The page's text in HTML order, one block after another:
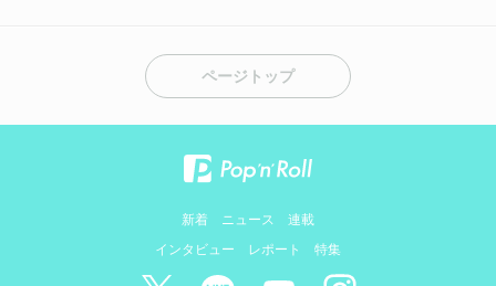
ページトップ
新着 ニュース
連載
インタビュー
レポート 特集